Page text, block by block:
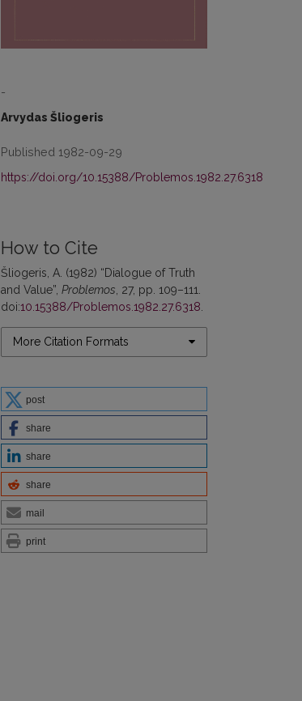
-
Arvydas Šliogeris
Published 1982-09-29
https://doi.org/10.15388/Problemos.1982.27.6318
How to Cite
Šliogeris, A. (1982) “Dialogue of Truth
and Value”, Problemos , 27, pp. 109–111.
doi:10.15388/Problemos.1982.27.6318
More Citation Formats
post
share
share
share
mail
print